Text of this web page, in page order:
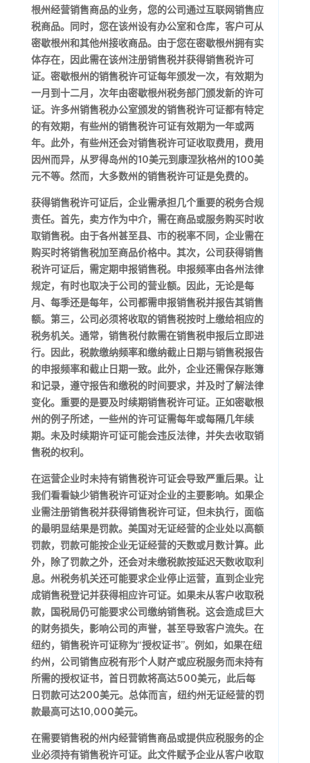
根州经营销售商品的业务，您的公司通过互联网销售应
税商品。同时，您在该州设有办公室和仓库，客户可从
密歇根州和其他州接收商品。由于您在密歇根州拥有实
体存在，因此需在该州注册销售税并获得销售税许可
证。密歇根州的销售税许可证每年颁发一次，有效期为
一月到十二月，次年由密歇根州税务部门颁发新的许可
证。许多州销售税办公室颁发的销售税许可证都有特定
的有效期，有些州的销售税许可证有效期为一年或两
年。此外，有些州还会对销售税许可证收取费用，费用
因州而异，从罗得岛州的10美元到康涅狄格州的100美
元不等。然而，大多数州的销售税许可证是免费的。
获得销售税许可证后，企业需承担几个重要的税务合规
责任。首先，卖方作为中介，需在商品或服务购买时收
取销售税。由于各州甚至县、市的税率不同，企业需在
购买时将销售税加至商品价格中。其次，公司获得销售
税许可证后，需定期申报销售税。申报频率由各州法律
规定，有时也取决于公司的营业额。因此，无论是每
月、每季还是每年，公司都需申报销售税并报告其销售
额。第三，公司必须将收取的销售税按时上缴给相应的
税务机关。通常，销售税付款需在销售税申报后立即进
行。因此，税款缴纳频率和缴纳截止日期与销售税报告
的申报频率和截止日期一致。此外，企业还需保存账簿
和记录，遵守报告和缴税的时间要求，并及时了解法律
变化。重要的是要及时续期销售税许可证。正如密歇根
州的例子所述，一些州的许可证需每年或每隔几年续
期。未及时续期许可证可能会违反法律，并失去收取销
售税的权利。
在运营企业时未持有销售税许可证会导致严重后果。让
我们看看缺少销售税许可证对企业的主要影响。如果企
业需注册销售税并获得销售税许可证，但未执行，面临
的最明显结果是罚款。美国对无证经营的企业处以高额
罚款，罚款可能按企业无证经营的天数或月数计算。此
外，除了罚款之外，还会对未缴税款按延迟天数收取利
息。州税务机关还可能要求企业停止运营，直到企业完
成销售税登记并获得相应许可证。如果未从客户收取税
款，国税局仍可能要求公司缴纳销售税。这会造成巨大
的财务损失，影响公司的声誉，甚至导致客户流失。在
纽约，销售税许可证称为“授权证书”。例如，如果在纽
约州，公司销售应税有形个人财产或应税服务而未持有
所需的授权证书，首日罚款将高达500美元，此后每
日罚款可达200美元。总体而言，纽约州无证经营的罚
款最高可达10,000美元。
在需要销售税的州内经营销售商品或提供应税服务的企
业必须持有销售税许可证。此文件赋予企业从客户收取